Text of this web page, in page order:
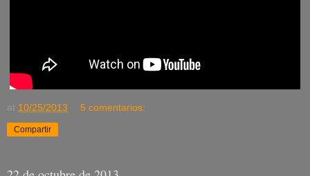
at 10/25/2013 5 comentarios:
Compartir